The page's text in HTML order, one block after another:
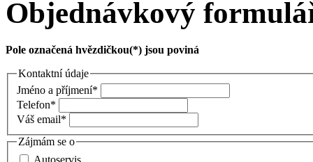
Objednávkový
Pole označená hvězdičkou(*) jsou poviná
Kontaktní údaje
Jméno a příjmení*
Telefon*
Váš email*
Zájmám se o
Autoservis